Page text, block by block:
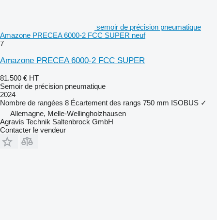
semoir de précision pneumatique
Amazone PRECEA 6000-2 FCC SUPER neuf
7
Amazone PRECEA 6000-2 FCC SUPER
81.500 € HT
Semoir de précision pneumatique
2024
Nombre de rangées 8 Écartement des rangs 750 mm ISOBUS ✓
Allemagne, Melle-Wellingholzhausen
Agravis Technik Saltenbrock GmbH
Contacter le vendeur